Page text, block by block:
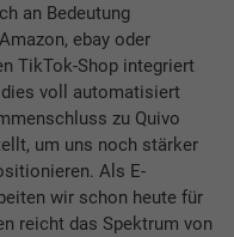
an Bedeutung
ebay oder
TikTok-Shop integriert
voll automatisiert
zu Quivo
um uns noch stärker
Als E-
wir schon heute für
reicht das Spektrum von